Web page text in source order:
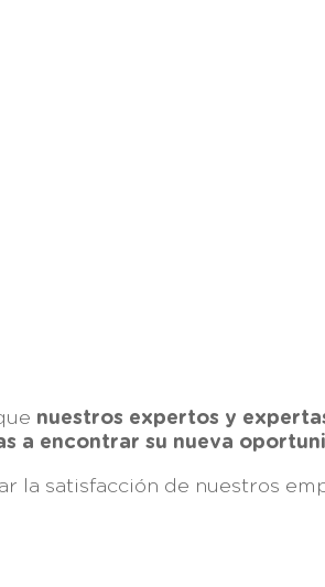
nuestros expertos y
a encontrar su nueva
la satisfacción de nuestros